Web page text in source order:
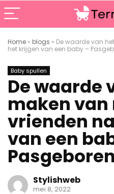
Home » blogs » De waarde van
het krijgen van een baby –
Baby spullen
De waarde
maken van
vrienden
van een
Stylishweb
mei 8, 2022